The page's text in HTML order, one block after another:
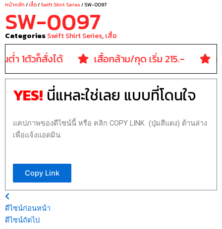
หน้าหลัก /เสื้อ/ Swift Shirt Series / SW-0097
SW-0097
CategoriesSwift Shirt Series,เสื้อ
ต่ำ 1ตัวก็สั่งได้ เสื้อกล้าม/กุด เริ่ม 215.-
YES! นี่แหละใช่เลย แบบที่โดนใจ
แคปภาพของดีไซน์นี้ หรือ คลิก COPY LINK (ปุ่มสีแดง) ด้านล่าง
เพื่อแจ้งแอดมิน
Copy Link
ดีไซน์ก่อนหน้า
ดีไซน์ถัดไป